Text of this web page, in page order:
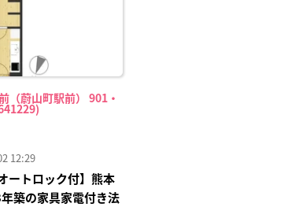
（蔚山町駅前） 901・
12:29
ートロック付】熊本
築の家具家電付き法